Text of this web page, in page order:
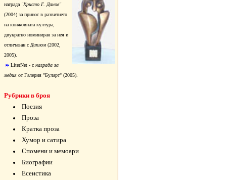
награда "Христо Г. Данов"
(2004) за принос в развитието
на книжовната култура;
двукратно номиниран за нея и
отличаван с Диплом (2002,
2005).
LiterNet - с награда за
медия от Галерия "Буларт" (2005).
Рубрики в броя
Поезия
Проза
Кратка проза
Хумор и сатира
Спомени и мемоари
Биографии
Есеистика